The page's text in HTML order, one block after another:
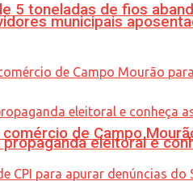
5 toneladas de fios
de Campo
municipais
eleitoral e